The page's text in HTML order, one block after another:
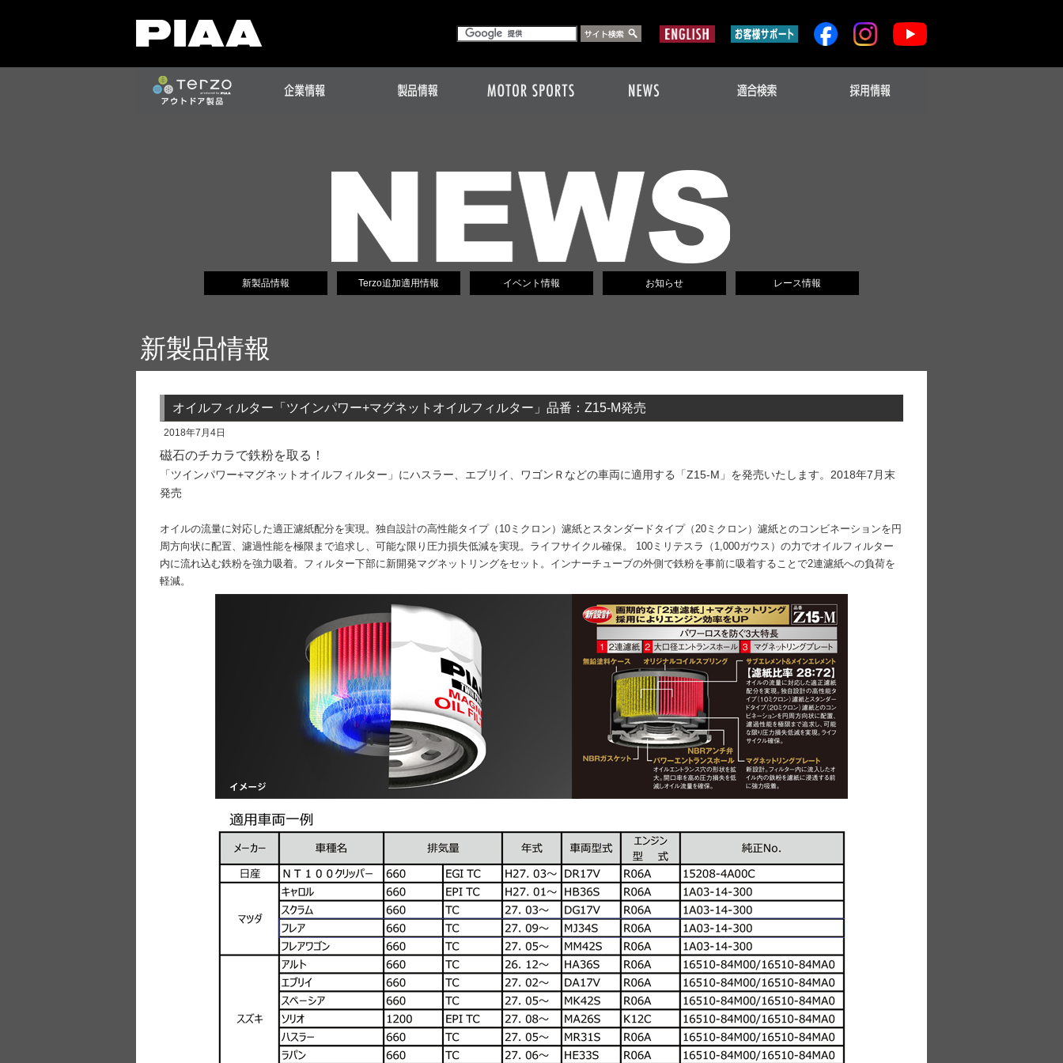
新製品情報 Terzo追加適用情報 イベント情報 お知らせ レース情報
新製品情報
オイルフィルター「ツインパワー+マグネットオイルフィルター」品番：Z15‐M発売
2018年7月4日
磁石のチカラで鉄粉を取る！
「ツインパワー+マグネットオイルフィルター」にハスラー、エブリイ、ワゴンＲなどの車両に適用する「Z15-M」を発売いたします。2018年7月末
発売
オイルの流量に対応した適正濾紙配分を実現。独自設計の高性能タイプ（10ミクロン）濾紙とスタンダードタイプ（20ミクロン）濾紙とのコンビネーションを円
周方向状に配置、濾過性能を極限まで追求し、可能な限り圧力損失低減を実現。ライフサイクル確保。 100ミリテスラ（1,000ガウス）の力でオイルフィルター
内に流れ込む鉄粉を強力吸着。フィルター下部に新開発マグネットリングをセット。インナーチューブの外側で鉄粉を事前に吸着することで2連濾紙への負荷を
軽減。